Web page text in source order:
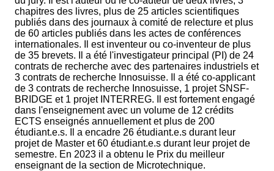
chapitres des livres, plus de 25 articles scientifiques
publiés dans des journaux à comité de relecture et plus
de 60 articles publiés dans les actes de conférences
internationales. Il est inventeur ou co-inventeur de plus
de 35 brevets. Il a été l'investigateur principal (PI) de 24
contrats de recherche avec des partenaires industriels et
3 contrats de recherche Innosuisse. Il a été co-applicant
de 3 contrats de recherche Innosuisse, 1 projet SNSF-
BRIDGE et 1 projet INTERREG. Il est fortement engagé
dans l'enseignement avec un volume de 12 crédits
ECTS enseignés annuellement et plus de 200
étudiant.e.s. Il a encadre 26 étudiant.e.s durant leur
projet de Master et 60 étudiant.e.s durant leur projet de
semestre. En 2023 il a obtenu le Prix du meilleur
enseignant de la section de Microtechnique.